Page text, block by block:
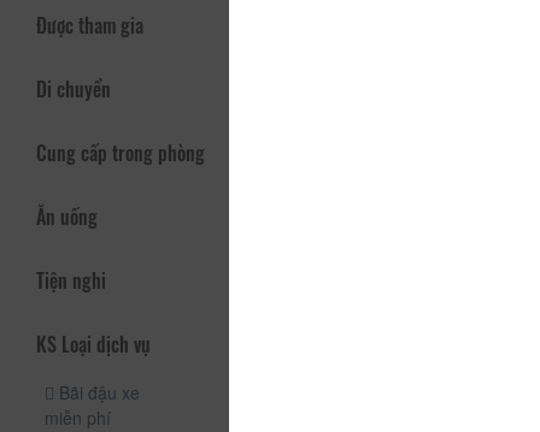
Được tham gia
Di chuyển
Cung cấp trong phòng
Ăn uống
Tiện nghi
KS Loại dịch vụ
Bãi đậu xe
miễn phí